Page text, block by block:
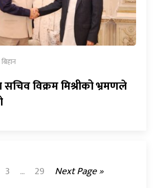
विक्रम मिश्रीको भ्रमणले
3 ... 29 Next Page »